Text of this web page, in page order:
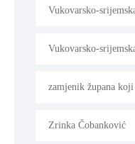
Vukovarsko-
Vukovarsko-
zamjenik župana koji
Zrinka Čobanković